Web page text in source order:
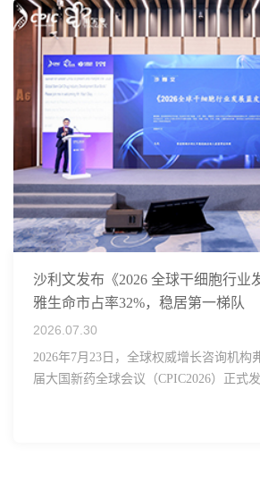
沙利文发布《2026 全球干细胞行业
雅生命市占率32%，稳居第一梯队
2026.07.30
2026年7月23日，全球权威增长咨询机构
届大国新药全球会议（CPIC2026）正式